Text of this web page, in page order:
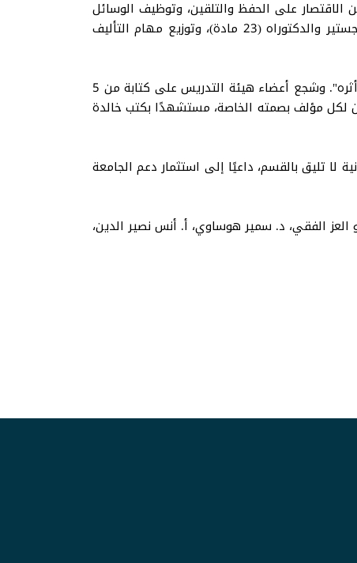
الاقتصار على الحفظ والتلقين، وتوظيف الوسائل
التقنية مثل العروض التقديمية لجذب الطلاب وتحفيزهم، وإطلاق مشروع إعداد كتاب جامعي لكل مادة من مواد الماجستير والدكتوراه (23 مادة)، وتوزيع مهام التأليف
وفيما يخص مشروع الكتاب الجامعي طرح الدكتور السلمي رؤية مستقبلية للمشروع، واصفًا إياه بأنه "عمل صالح يبقى أثره". وشجع أعضاء هيئة التدريس على كتابة من 5
أن لكل مؤلف بصمته الخاصة، مستشهدًا بكتب خالدة
لا تليق بالقسم، داعيًا إلى استثمار دعم الجامعة
الفقي، د. سمير هوساوي، أ. أنس نصير الدين،